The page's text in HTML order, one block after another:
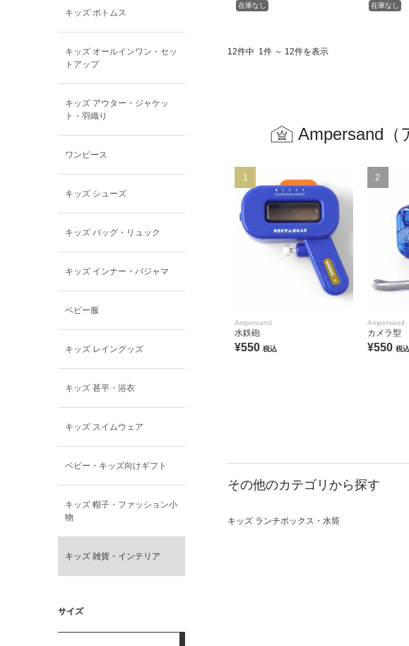
allolun.
ICE RING
キッズ ボトムス
キッズ オールインワン・セッ
トアップ
キッズ アウター・ジャケッ
ト・羽織り
ワンピース
キッズ シューズ
キッズ バッグ・リュック
キッズ インナー・パジャマ
ベビー服
キッズ レイングッズ
キッズ 甚平・浴衣
キッズ スイムウェア
ベビー・キッズ向けギフト
キッズ 帽子・ファッション小
物
キッズ 雑貨・インテリア
サイズ
在庫なし
在庫なし
12件中 1件 ～ 12件を表示
Ampersand
1
Ampersand
水鉄砲
¥550 税込
2
Ampersand
カメラ型
¥550 税込
その他のカテゴリから探す
キッズ ランチボックス・水筒